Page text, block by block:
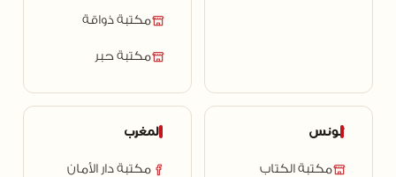
مكتبة ذواقة
مكتبة حبر
تونس
مكتبة الكتاب
المغرب
مكتبة دار الأمان